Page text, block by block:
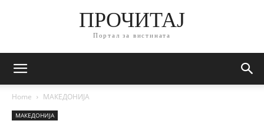
ПРОЧИТАЈ
Портал за вистината
Home МАКЕДОНИЈА
МАКЕДОНИЈА